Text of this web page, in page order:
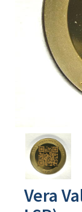
Avers
produit
Vera